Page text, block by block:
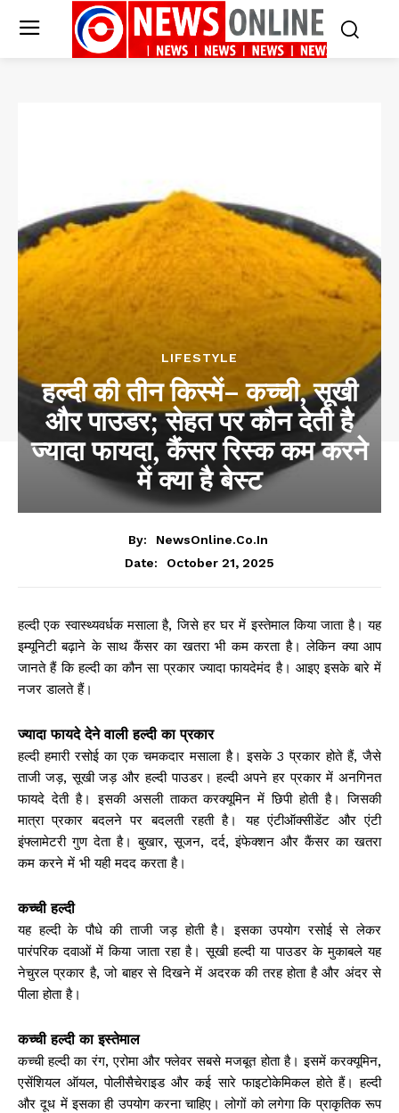
LIFESTYLE
हल्दी की तीन किस्में– कच्ची, सूखी
और पाउडर; सेहत पर कौन देती है
ज्यादा फायदा, कैंसर रिस्क कम करने
में क्या है बेस्ट
By:
NewsOnline.co.in
Date:
October 21, 2025
हल्दी एक स्वास्थ्यवर्धक मसाला है, जिसे हर घर में इस्तेमाल किया जाता है। यह
इम्यूनिटी बढ़ाने के साथ कैंसर का खतरा भी कम करता है। लेकिन क्या आप
जानते हैं कि हल्दी का कौन सा प्रकार ज्यादा फायदेमंद है। आइए इसके बारे में
नजर डालते हैं।
ज्यादा फायदे देने वाली हल्दी का प्रकार
हल्दी हमारी रसोई का एक चमकदार मसाला है। इसके 3 प्रकार होते हैं, जैसे
ताजी जड़, सूखी जड़ और हल्दी पाउडर। हल्दी अपने हर प्रकार में अनगिनत
फायदे देती है। इसकी असली ताकत करक्यूमिन में छिपी होती है। जिसकी
मात्रा प्रकार बदलने पर बदलती रहती है। यह एंटीऑक्सीडेंट और एंटी
इंफ्लामेटरी गुण देता है। बुखार, सूजन, दर्द, इंफेक्शन और कैंसर का खतरा
कम करने में भी यही मदद करता है।
कच्ची हल्दी
यह हल्दी के पौधे की ताजी जड़ होती है। इसका उपयोग रसोई से लेकर
पारंपरिक दवाओं में किया जाता रहा है। सूखी हल्दी या पाउडर के मुकाबले यह
नेचुरल प्रकार है, जो बाहर से दिखने में अदरक की तरह होता है और अंदर से
पीला होता है।
कच्ची हल्दी का इस्तेमाल
कच्ची हल्दी का रंग, एरोमा और फ्लेवर सबसे मजबूत होता है। इसमें करक्यूमिन,
एसेंशियल ऑयल, पोलीसैचेराइड और कई सारे फाइटोकेमिकल होते हैं। हल्दी
और दूध में इसका ही उपयोग करना चाहिए। लोगों को लगेगा कि प्राकृतिक रूप